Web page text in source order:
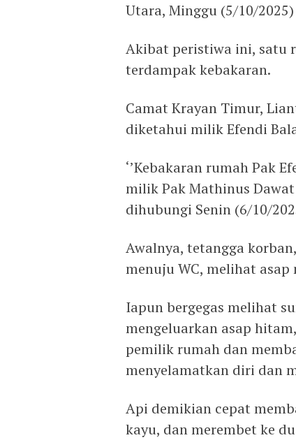
Utara, Minggu (5/10/
Akibat peristiwa ini, satu
terdampak kebakaran.
Camat Krayan Timur,
diketahui milik Efendi
‘’Kebakaran rumah Pak
milik Pak Mathinus Dawat
dihubungi Senin (6/10/
Awalnya, tetangga
menuju WC, melihat
Iapun bergegas melihat
mengeluarkan asap
pemilik rumah dan
menyelamatkan diri dan
Api demikian cepat
kayu, dan merembet ke